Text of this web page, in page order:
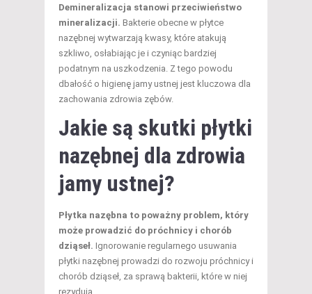
Demineralizacja stanowi przeciwieństwo
mineralizacji. Bakterie obecne w płytce
nazębnej wytwarzają kwasy, które atakują
szkliwo, osłabiając je i czyniąc bardziej
podatnym na uszkodzenia. Z tego powodu
dbałość o higienę jamy ustnej jest kluczowa dla
zachowania zdrowia zębów.
Jakie są skutki płytki
nazębnej dla zdrowia
jamy ustnej?
Płytka nazębna to poważny problem, który
może prowadzić do próchnicy i chorób
dziąseł. Ignorowanie regularnego usuwania
płytki nazębnej prowadzi do rozwoju próchnicy i
chorób dziąseł, za sprawą bakterii, które w niej
rezydują.